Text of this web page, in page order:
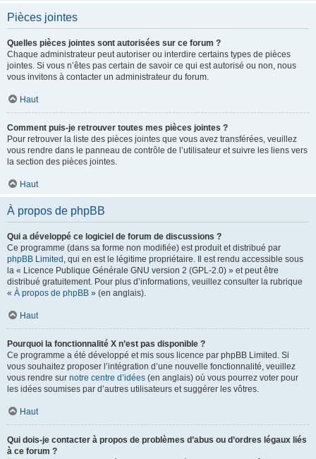
Pièces jointes
Quelles pièces jointes sont autorisées sur ce forum ?
Chaque administrateur peut autoriser ou interdire certains types de pièces
jointes. Si vous n’êtes pas certain de savoir ce qui est autorisé ou non, nous
vous invitons à contacter un administrateur du forum.
Haut
Comment puis-je retrouver toutes mes pièces jointes ?
Pour retrouver la liste des pièces jointes que vous avez transférées, veuillez
vous rendre dans le panneau de contrôle de l’utilisateur et suivre les liens vers
la section des pièces jointes.
Haut
À propos de phpBB
Qui a développé ce logiciel de forum de discussions ?
Ce programme (dans sa forme non modifiée) est produit et distribué par
phpBB Limited , qui en est le légitime propriétaire. Il est rendu accessible sous
la « Licence Publique Générale GNU version 2 (GPL-2.0) » et peut être
distribué gratuitement. Pour plus d’informations, veuillez consulter la rubrique
« À propos de phpBB » (en anglais).
Haut
Pourquoi la fonctionnalité X n’est pas disponible ?
Ce programme a été développé et mis sous licence par phpBB Limited. Si
vous souhaitez proposer l’intégration d’une nouvelle fonctionnalité, veuillez
vous rendre sur notre centre d’idées (en anglais) où vous pourrez voter pour
les idées soumises par d’autres utilisateurs et suggérer les vôtres.
Haut
Qui dois-je contacter à propos de problèmes d’abus ou d’ordres légaux liés
à ce forum ?